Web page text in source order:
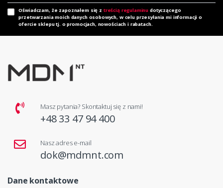
Oświadczam, że zapoznałem się z treścią regulaminu dotyczącego
przetwarzania moich danych osobowych, w celu przesyłania mi informacji o
ofercie sklepu tj. o promocjach, nowościach i rabatach.
Masz pytania? Skontaktuj się z nami!
+48 33 47 94 400
Nasz adres e-mail
dok@mdmnt.com
Dane kontaktowe